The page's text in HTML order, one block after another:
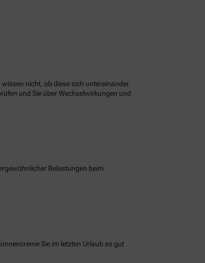
nicht, ob diese sich untereinander
und Sie über Wechselwirkungen und
Belastungen beim
Sie im letzten Urlaub so gut